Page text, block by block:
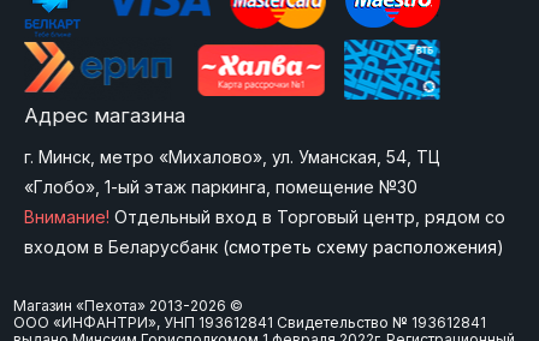
Адрес магазина
г. Минск, метро «Михалово», ул. Уманская, 54, ТЦ
«Глобо», 1-ый этаж паркинга, помещение №30
Внимание! Отдельный вход в Торговый центр, рядом со
входом в Беларусбанк (смотреть схему расположения)
Магазин «Пехота» 2013-2026 ©
ООО «ИНФАНТРИ», УНП 193612841 Свидетельство № 193612841